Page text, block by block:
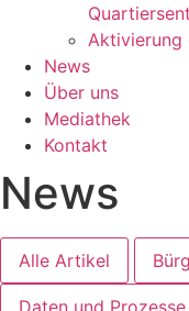
Aktivierung
News
Über uns
Mediathek
Kontakt
News
Alle Artikel
Daten und Prozesse